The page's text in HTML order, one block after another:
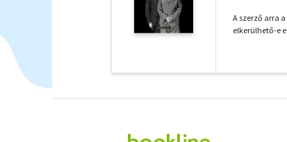
A szerző arra
elkerülhető-e